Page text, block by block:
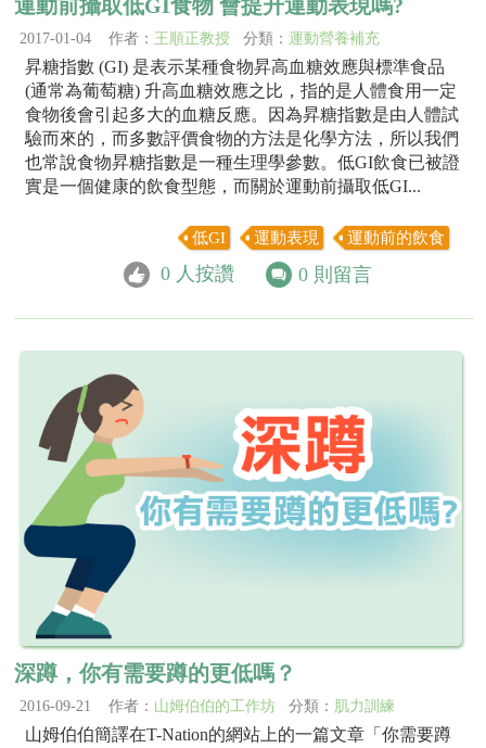
運動前攝取低GI食物 會提升運動表現嗎?
2017-01-04 作者： 王順正教授 分類： 運動營養補充
昇糖指數 (GI) 是表示某種食物昇高血糖效應與標準食品
(通常為葡萄糖) 升高血糖效應之比，指的是人體食用一定
食物後會引起多大的血糖反應。因為昇糖指數是由人體試
驗而來的，而多數評價食物的方法是化學方法，所以我們
也常說食物昇糖指數是一種生理學參數。低GI飲食已被證
實是一個健康的飲食型態，而關於運動前攝取低GI...
低GI 運動表現 運動前的飲食
0 人按讚 0 則留言
深蹲，你有需要蹲的更低嗎？
2016-09-21 作者： 山姆伯伯的工作坊 分類： 肌力訓練
山姆伯伯簡譯在T-Nation的網站上的一篇文章「你需要蹲